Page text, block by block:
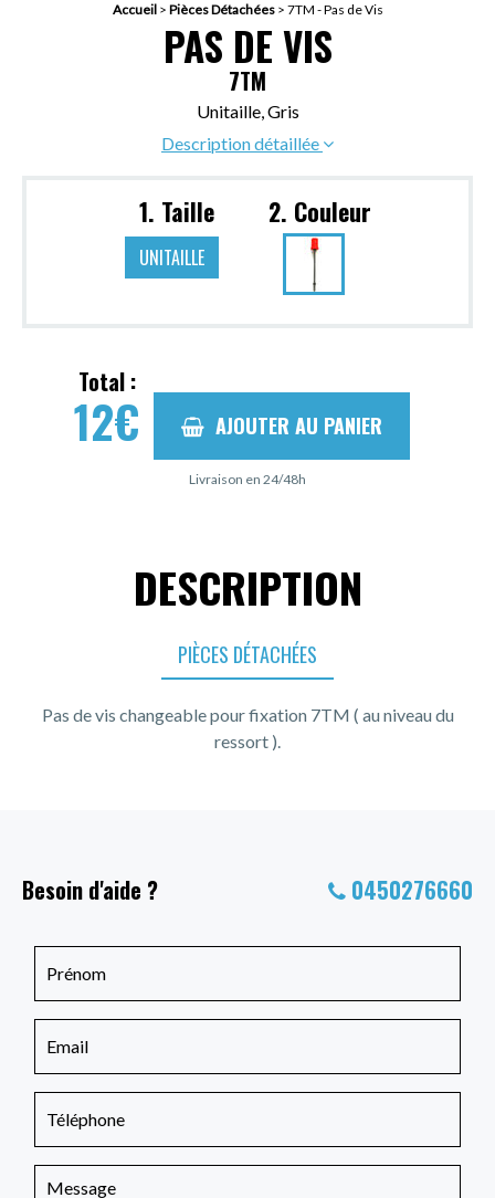
Accueil> Pièces Détachées> 7TM - Pas de Vis
PAS DE VIS
7TM
Unitaille, Gris
Description détaillée
1. Taille
UNITAILLE
2. Couleur
Total :
12€ AJOUTER AU PANIER
Livraison en 24/48h
DESCRIPTION
PIÈCES DÉTACHÉES
Pas de vis changeable pour fixation 7TM ( au niveau du
ressort ).
Besoin d'aide ? 0450276660